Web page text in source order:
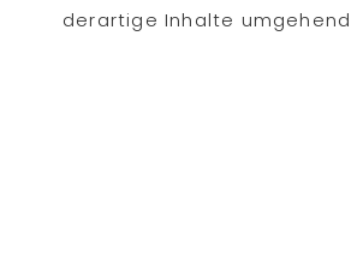
derartige Inhalte